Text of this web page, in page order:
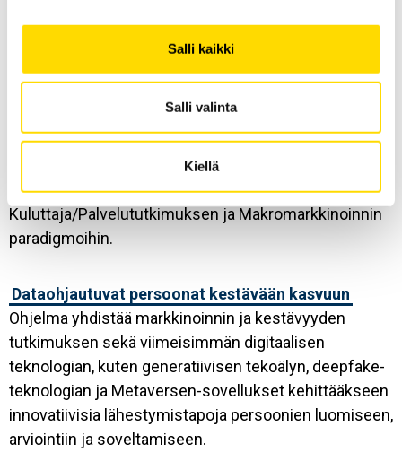
Salli kaikki
Salli valinta
Kiellä
Transformatiivinen kulutuskulttuuri ja yhteiskunta
hyvinvoinnin syvällistä ymmärrystä keskittyen
kulutuksen dynamiikkaan kulutuskulttuurin ja
yhteiskunnan eri tasoilla. Ohjelma nojaa erityisesti
Kuluttajakulttuuriteorian, Transformatiivisen
Kuluttaja/Palvelututkimuksen ja Makromarkkinoinnin
paradigmoihin.
Dataohjautuvat persoonat kestävään kasvuun
Ohjelma yhdistää markkinoinnin ja kestävyyden
tutkimuksen sekä viimeisimmän digitaalisen
teknologian, kuten generatiivisen tekoälyn, deepfake-
teknologian ja Metaversen-sovellukset kehittääkseen
innovatiivisia lähestymistapoja persoonien luomiseen,
arviointiin ja soveltamiseen.